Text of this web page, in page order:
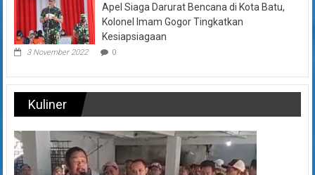
Apel Siaga Darurat Bencana di Kota Batu,
Kolonel Imam Gogor Tingkatkan
Kesiapsiagaan
3 November 2022 0
Kuliner